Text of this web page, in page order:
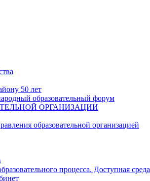
50 лет
образовательный форум
ОРГАНИЗАЦИИ
образовательной организацией
процесса. Доступная среда